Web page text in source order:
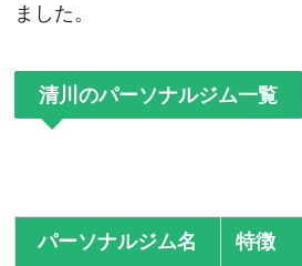
ました。
清川のパーソナルジム一覧
パーソナルジム名 特徴